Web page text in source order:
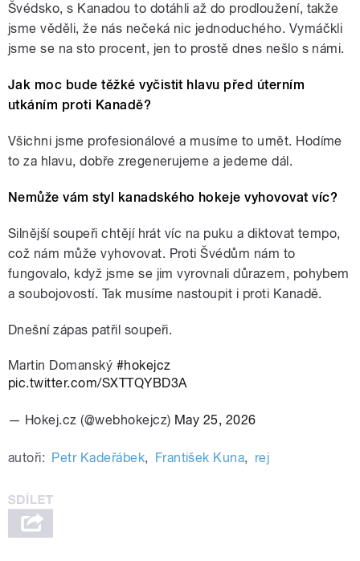
Švédsko, s Kanadou to dotáhli až do prodloužení, takže
jsme věděli, že nás nečeká nic jednoduchého. Vymáčkli
jsme se na sto procent, jen to prostě dnes nešlo s námi.
Jak moc bude těžké vyčistit hlavu před úterním
utkáním proti Kanadě?
Všichni jsme profesionálové a musíme to umět. Hodíme
to za hlavu, dobře zregenerujeme a jedeme dál.
Nemůže vám styl kanadského hokeje vyhovovat víc?
Silnější soupeři chtějí hrát víc na puku a diktovat tempo,
což nám může vyhovovat. Proti Švédům nám to
fungovalo, když jsme se jim vyrovnali důrazem, pohybem
a soubojovostí. Tak musíme nastoupit i proti Kanadě.
Dnešní zápas patřil soupeři.
Martin Domanský #hokejcz
pic.twitter.com/SXTTQYBD3A
— Hokej.cz (@webhokejcz) May 25, 2026
autoři: Petr Kadeřábek, František Kuna, rej